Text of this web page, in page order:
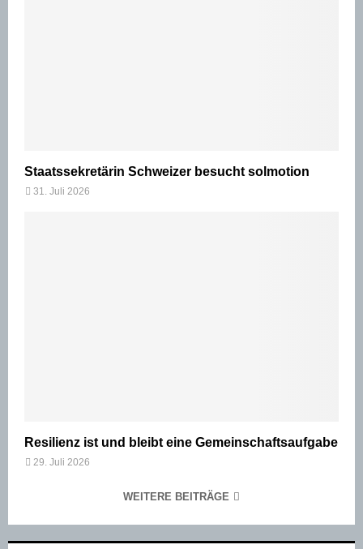
Staatssekretärin Schweizer besucht solmotion
31. Juli 2026
Resilienz ist und bleibt eine Gemeinschaftsaufgabe
29. Juli 2026
WEITERE BEITRÄGE